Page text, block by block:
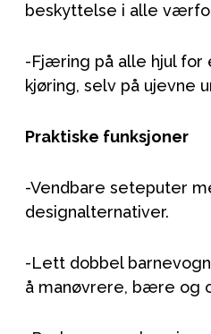
beskyttelse i alle
-Fjæring på alle hjul for
kjøring, selv på ujevne
Praktiske funksjoner
-Vendbare seteputer
designalternativer.
-Lett dobbel
å manøvrere, bære og